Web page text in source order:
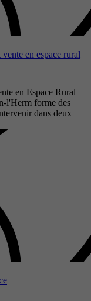
en espace rural
en Espace Rural
l'Herm forme des
dans deux